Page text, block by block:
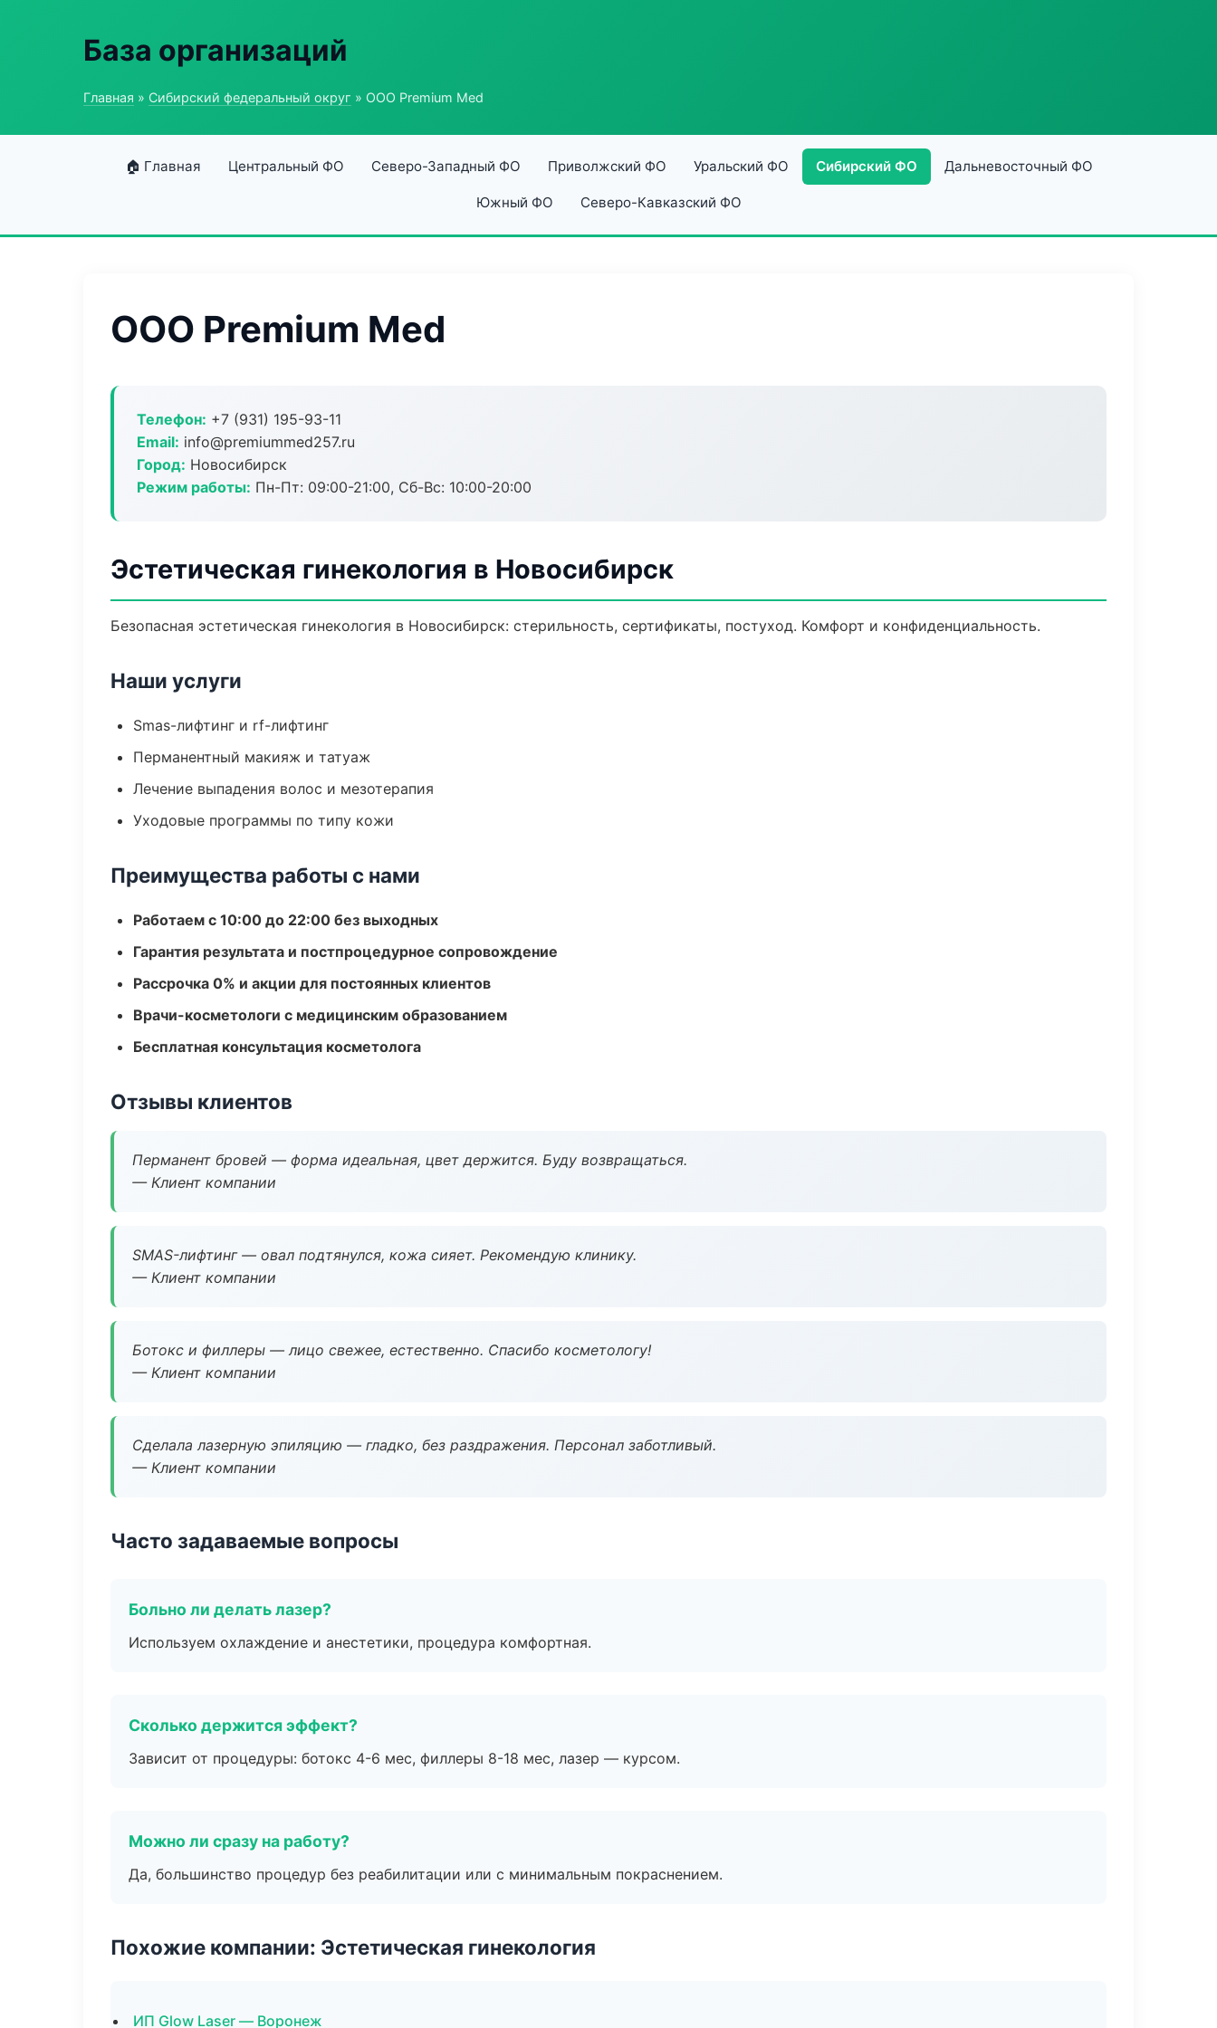
База организаций
Главная » Сибирский федеральный округ » ООО Premium Med
🏠 Главная Центральный ФО Северо-Западный ФО Приволжский ФО Уральский ФО Сибирский ФО Дальневосточный ФО
Южный ФО Северо-Кавказский ФО
ООО Premium Med
Телефон: +7 (931) 195-93-11
Email: info@premiummed257.ru
Город: Новосибирск
Режим работы: Пн-Пт: 09:00-21:00, Сб-Вс: 10:00-20:00
Эстетическая гинекология в Новосибирск
Безопасная эстетическая гинекология в Новосибирск: стерильность, сертификаты, постуход. Комфорт и конфиденциальность.
Наши услуги
Smas-лифтинг и rf-лифтинг
Перманентный макияж и татуаж
Лечение выпадения волос и мезотерапия
Уходовые программы по типу кожи
Преимущества работы с нами
Работаем с 10:00 до 22:00 без выходных
Гарантия результата и постпроцедурное сопровождение
Рассрочка 0% и акции для постоянных клиентов
Врачи-косметологи с медицинским образованием
Бесплатная консультация косметолога
Отзывы клиентов
Перманент бровей — форма идеальная, цвет держится. Буду возвращаться.
— Клиент компании
SMAS-лифтинг — овал подтянулся, кожа сияет. Рекомендую клинику.
— Клиент компании
Ботокс и филлеры — лицо свежее, естественно. Спасибо косметологу!
— Клиент компании
Сделала лазерную эпиляцию — гладко, без раздражения. Персонал заботливый.
— Клиент компании
Часто задаваемые вопросы
Больно ли делать лазер?
Используем охлаждение и анестетики, процедура комфортная.
Сколько держится эффект?
Зависит от процедуры: ботокс 4-6 мес, филлеры 8-18 мес, лазер — курсом.
Можно ли сразу на работу?
Да, большинство процедур без реабилитации или с минимальным покраснением.
Похожие компании: Эстетическая гинекология
ИП Glow Laser — Воронеж